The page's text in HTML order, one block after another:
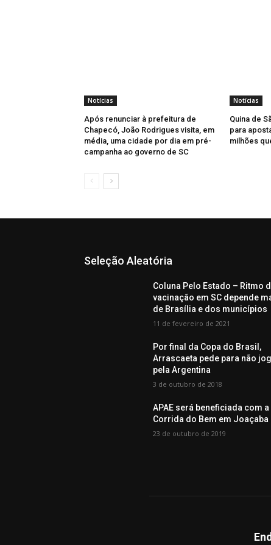
Notícias
Após renunciar à prefeitura de
Chapecó, João Rodrigues visita, em
média, uma cidade por dia em pré-
campanha ao governo de SC
Notícias
Quina de
para
milhões
Seleção Aleatória
Coluna Pelo Estado – Ritmo
vacinação em SC depende
de Brasília e dos municípios
11 de fevereiro de 2021
Por final da Copa do Brasil,
Arrascaeta pede para não
pela Argentina
3 de outubro de 2018
APAE será beneficiada com a
Corrida do Bem em Joaçaba
23 de outubro de 2019